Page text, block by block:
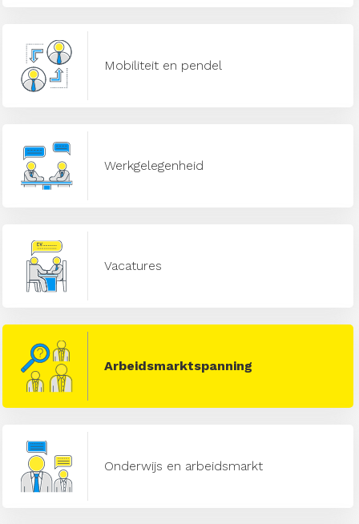
Mobiliteit en pendel
Werkgelegenheid
Vacatures
Arbeidsmarktspanning
Onderwijs en arbeidsmarkt